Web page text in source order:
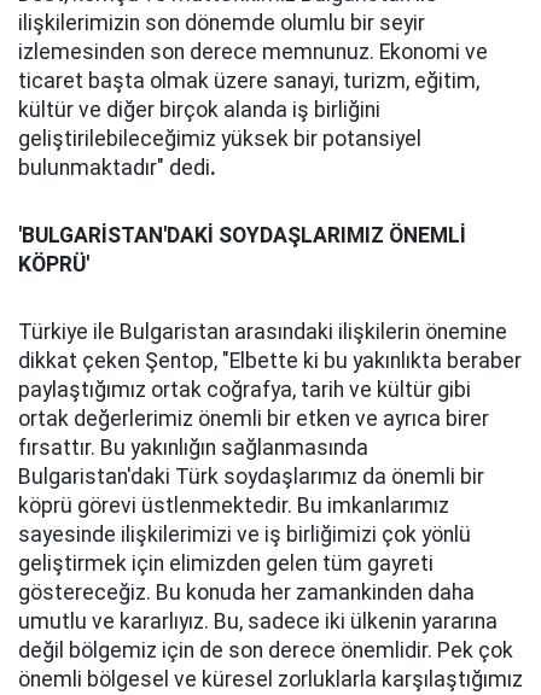
ilişkilerimizin son dönemde olumlu bir seyir
izlemesinden son derece memnunuz. Ekonomi ve
ticaret başta olmak üzere sanayi, turizm, eğitim,
kültür ve diğer birçok alanda iş birliğini
geliştirilebileceğimiz yüksek bir potansiyel
bulunmaktadır" dedi.
'BULGARİSTAN'DAKİ SOYDAŞLARIMIZ ÖNEMLİ
KÖPRÜ'
Türkiye ile Bulgaristan arasındaki ilişkilerin önemine
dikkat çeken Şentop, "Elbette ki bu yakınlıkta beraber
paylaştığımız ortak coğrafya, tarih ve kültür gibi
ortak değerlerimiz önemli bir etken ve ayrıca birer
fırsattır. Bu yakınlığın sağlanmasında
Bulgaristan'daki Türk soydaşlarımız da önemli bir
köprü görevi üstlenmektedir. Bu imkanlarımız
sayesinde ilişkilerimizi ve iş birliğimizi çok yönlü
geliştirmek için elimizden gelen tüm gayreti
göstereceğiz. Bu konuda her zamankinden daha
umutlu ve kararlıyız. Bu, sadece iki ülkenin yararına
değil bölgemiz için de son derece önemlidir. Pek çok
önemli bölgesel ve küresel zorluklarla karşılaştığımız